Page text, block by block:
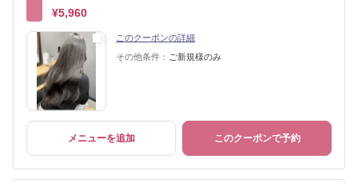
¥5,960
このクーポンの詳細
その他条件： ご新規様のみ
メニューを追加 このクーポンで予約